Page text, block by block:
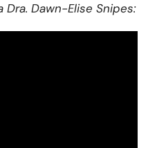
Dawn-Elise Snipes: